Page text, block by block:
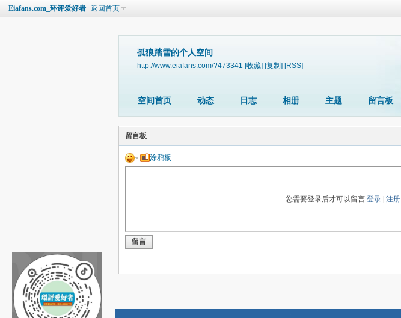
Eiafans.com_环评爱好者 返回首页
孤狼踏雪的个人空间
http://www.eiafans.com/?473341 [收藏] [复制] [RSS]
空间首页 动态 日志 相册 主题 留言板
留言板
涂鸦板
您需要登录后才可以留言登录 |注册
留言